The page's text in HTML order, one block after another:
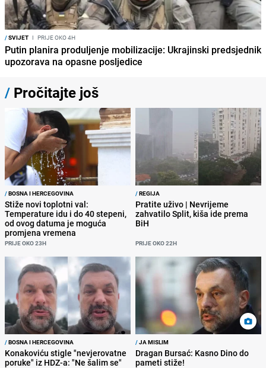
/SVIJET I PRIJE OKO 4H
Putin planira produljenje mobilizacije: Ukrajinski predsjednik
upozorava na opasne posljedice
/ Pročitajte još
/BOSNA I HERCEGOVINA
Stiže novi toplotni val:
Temperature idu i do 40 stepeni,
od ovog datuma je moguća
promjena vremena
PRIJE OKO 23H
/REGIJA
Pratite uživo | Nevrijeme
zahvatilo Split, kiša ide prema
BiH
PRIJE OKO 22H
/BOSNA I HERCEGOVINA
Konakoviću stigle "nevjerovatne
poruke" iz HDZ-a: "Ne šalim se"
/JA MISLIM
Dragan Bursać: Kasno Dino do
pameti stiže!